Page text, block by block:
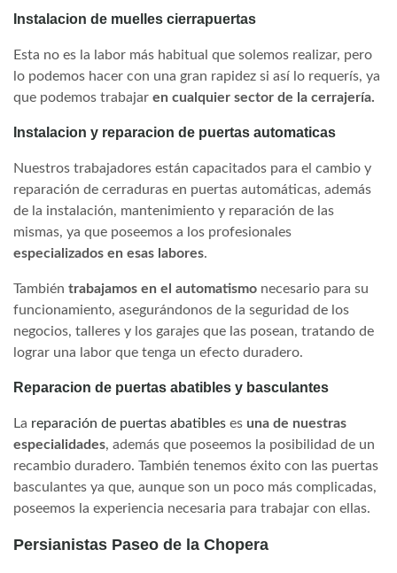
Instalacion de muelles cierrapuertas
Esta no es la labor más habitual que solemos realizar, pero
lo podemos hacer con una gran rapidez si así lo requerís, ya
que podemos trabajar en cualquier sector de la cerrajería.
Instalacion y reparacion de puertas automaticas
Nuestros trabajadores están capacitados para el cambio y
reparación de cerraduras en puertas automáticas, además
de la instalación, mantenimiento y reparación de las
mismas, ya que poseemos a los profesionales
especializados en esas labores.
También trabajamos en el automatismo necesario para su
funcionamiento, asegurándonos de la seguridad de los
negocios, talleres y los garajes que las posean, tratando de
lograr una labor que tenga un efecto duradero.
Reparacion de puertas abatibles y basculantes
La reparación de puertas abatibles es una de nuestras
especialidades, además que poseemos la posibilidad de un
recambio duradero. También tenemos éxito con las puertas
basculantes ya que, aunque son un poco más complicadas,
poseemos la experiencia necesaria para trabajar con ellas.
Persianistas Paseo de la Chopera